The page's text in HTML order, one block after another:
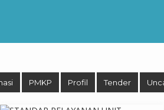
PMKP Profil Tender